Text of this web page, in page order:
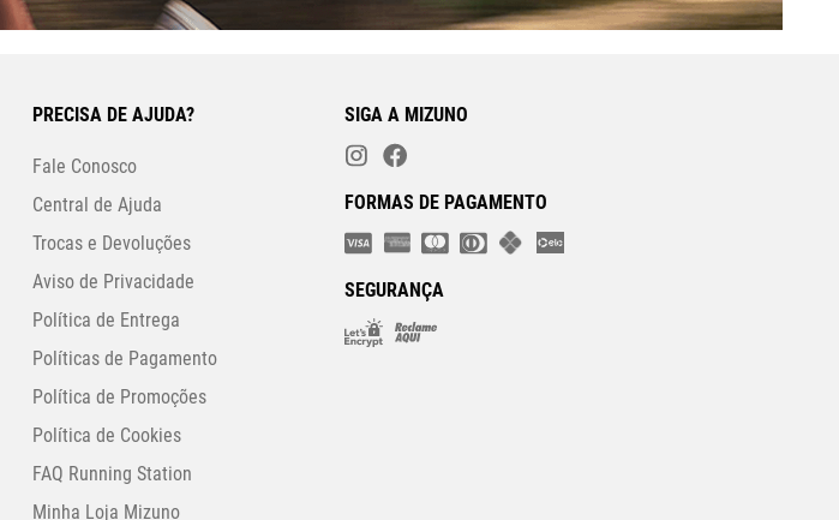
PRECISA DE AJUDA?
Fale Conosco
Central de Ajuda
Trocas e Devoluções
Aviso de Privacidade
Política de Entrega
Políticas de Pagamento
Política de Promoções
Política de Cookies
FAQ Running Station
Minha Loja Mizuno
SIGA A MIZUNO
FORMAS DE PAGAMENTO
SEGURANÇA